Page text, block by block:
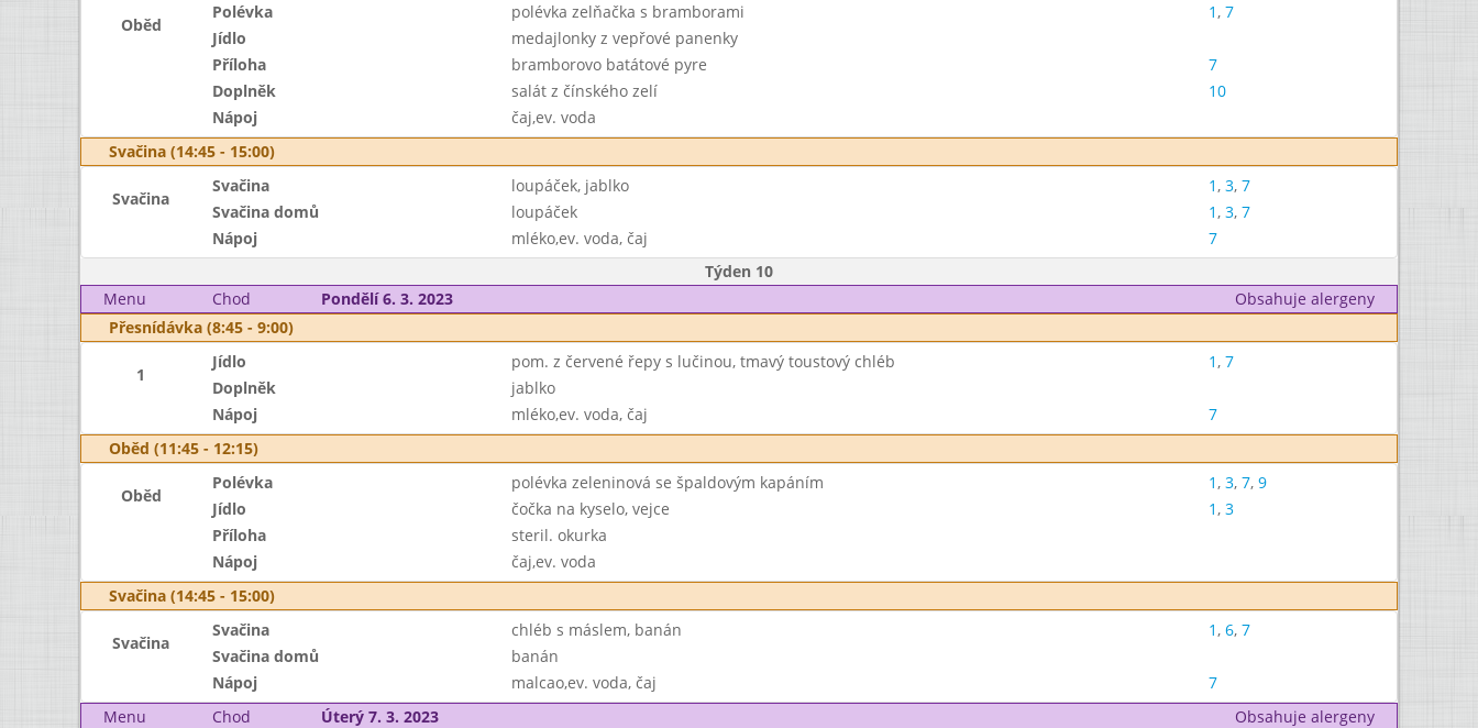
Oběd
Polévka polévka zelňačka s bramborami 1, 7
Jídlo
medajlonky z vepřové panenky
Příloha
bramborovo batátové pyre
7
Doplněk
salát z čínského zelí
10
Nápoj
čaj,ev. voda
Svačina (14:45 - 15:00)
Svačina
Svačina loupáček, jablko 1, 3, 7
Svačina domů
loupáček 1, 3, 7
Nápoj
mléko,ev. voda, čaj
7
Týden 10
Menu
Chod Pondělí 6. 3. 2023
Obsahuje alergeny
Přesnídávka (8:45 - 9:00)
1
Jídlo pom. z červené řepy s lučinou, tmavý toustový chléb 1, 7
Doplněk
jablko
Nápoj
mléko,ev. voda, čaj
7
Oběd (11:45 - 12:15)
Oběd
Polévka polévka zeleninová se špaldovým kapáním 1, 3, 7, 9
Jídlo
čočka na kyselo, vejce 1, 3
Příloha
steril. okurka
Nápoj
čaj,ev. voda
Svačina (14:45 - 15:00)
Svačina
Svačina chléb s máslem, banán 1, 6, 7
Svačina domů
banán
Nápoj
malcao,ev. voda, čaj
7
Menu
Chod Úterý 7. 3. 2023
Obsahuje alergeny